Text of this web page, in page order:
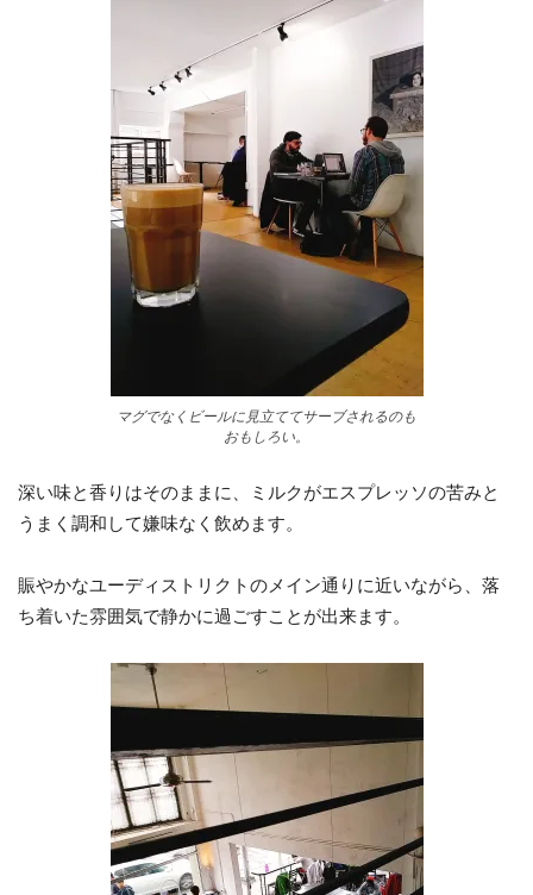
マグでなくビールに見立ててサーブされるのも
おもしろい。
深い味と香りはそのままに、ミルクがエスプレッソの苦みと
うまく調和して嫌味なく飲めます。
賑やかなユーディストリクトのメイン通りに近いながら、落
ち着いた雰囲気で静かに過ごすことが出来ます。